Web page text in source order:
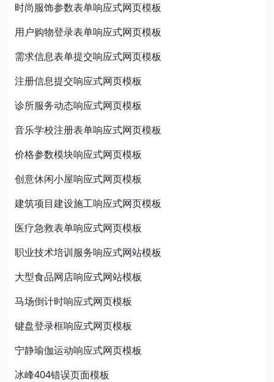
时尚服饰参数表单响应式网页模板
用户购物登录表单响应式网页模板
需求信息表单提交响应式网页模板
注册信息提交响应式网页模板
诊所服务动态响应式网页模板
音乐学校注册表单响应式网页模板
价格参数模块响应式网页模板
创意休闲小屋响应式网页模板
建筑项目建设施工响应式网页模板
医疗急救表单响应式网页模板
职业技术培训服务响应式网站模板
大型食品网店响应式网站模板
马场倒计时响应式网页模板
键盘登录框响应式网页模板
宁静瑜伽运动响应式网页模板
冰峰404错误页面模板